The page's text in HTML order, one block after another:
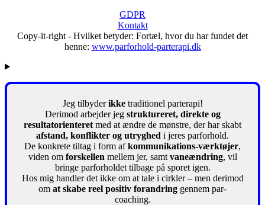
GDPR
Kontakt
Copy-it-right - Hvilket betyder: Fortæl, hvor du har fundet det
henne: www.parforhold-parterapi.dk
Jeg tilbyderikke traditionel parterapi!
Derimod arbejder jeg struktureret, direkte og
resultatorienteret med at ændre de mønstre, der har skabt
afstand, konflikter og utryghed i jeres parforhold.
De konkrete tiltag i form afkommunikations-værktøjer,
viden om forskellen mellem jer, samt vaneændring, vil
bringe parforholdet tilbage på sporet igen.
Hos mig handler det ikke om at tale i cirkler – men derimod
om at skabe reel positiv forandring gennem par-
coaching.